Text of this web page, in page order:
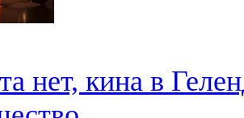
нет, кина в